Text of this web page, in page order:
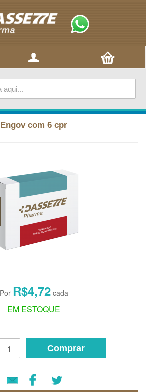
Engov com 6 cpr
R$4,72
EM ESTOQUE
Comprar